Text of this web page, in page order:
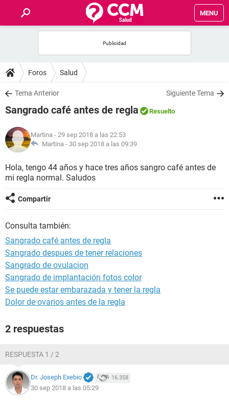
MENU
FOROS
SALUD
FAMILIA
NUTRICIÓN
BIENESTAR
SEXUALIDAD
GLOSARIO
Foros Salud
Tema Anterior Siguiente Tema
Sangrado café antes de regla Resuelto
Martina - 29 sep 2018 a las 22:53
Martina - 30 sep 2018 a las 09:39
Hola, tengo 44 años y hace tres años sangro café antes de
mi regla normal. Saludos
Compartir
Consulta también:
Sangrado café antes de regla
Sangrado despues de tener relaciones
Sangrado de ovulacion
Sangrado de implantación fotos color
Se puede estar embarazada y tener la regla
Dolor de ovarios antes de la regla
2 respuestas
RESPUESTA 1 / 2
Dr. Joseph Exebio 16.358
30 sep 2018 a las 05:29